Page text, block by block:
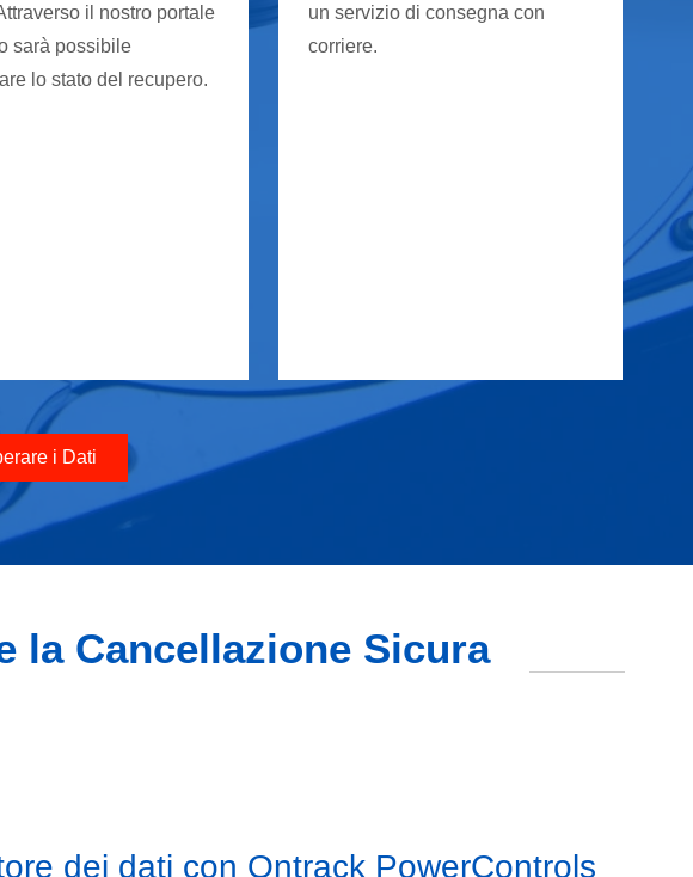
il nostro portale
sarà possibile
lo stato del recupero.
un servizio di consegna con
corriere.
i Dati
la Cancellazione Sicura
dei dati con Ontrack PowerControls